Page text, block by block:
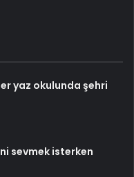
yaz okulunda şehri
sevmek isterken